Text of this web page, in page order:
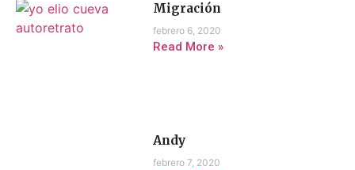
Migración
febrero 6, 2020
Read More »
Andy
febrero 7, 2020